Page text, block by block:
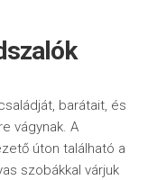
barátait, és
vágynak. A
úton található a
szobákkal várjuk